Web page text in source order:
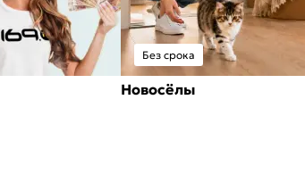
Без срока
Новосёлы